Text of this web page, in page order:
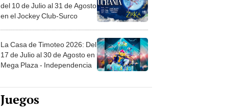
del 10 de Julio al 31 de Agosto
en el Jockey Club-Surco
La Casa de Timoteo 2026: Del
17 de Julio al 30 de Agosto en
Mega Plaza - Independencia
Juegos